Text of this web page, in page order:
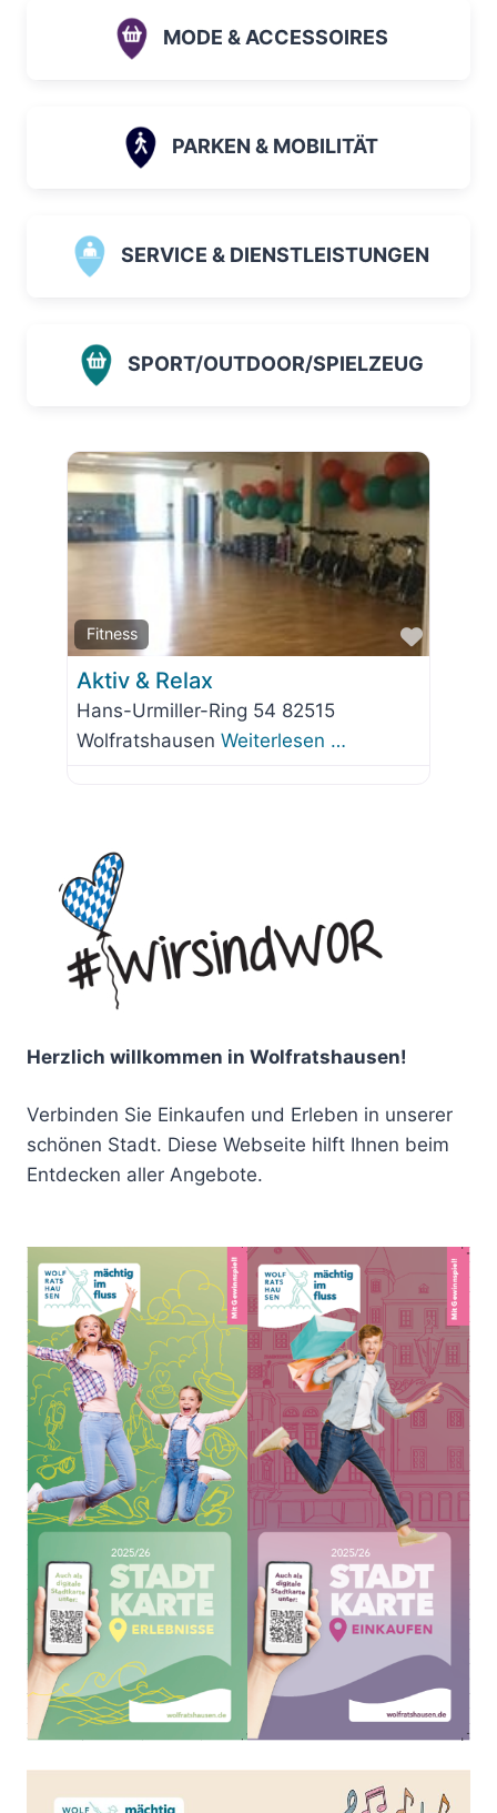
MODE & ACCESSOIRES
PARKEN & MOBILITÄT
SERVICE & DIENSTLEISTUNGEN
SPORT/OUTDOOR/SPIELZEUG
Fitness
Favorit
Aktiv & Relax
Hans-Urmiller-Ring 54 82515
Wolfratshausen Weiterlesen …
Herzlich willkommen in Wolfratshausen!
Verbinden Sie Einkaufen und Erleben in unserer
schönen Stadt. Diese Webseite hilft Ihnen beim
Entdecken aller Angebote.